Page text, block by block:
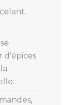
d'épices